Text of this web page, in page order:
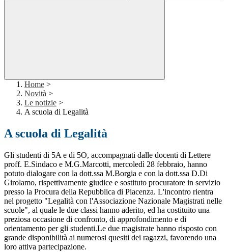
Home >
Novità >
Le notizie >
A scuola di Legalità
A scuola di Legalità
Gli studenti di 5A e di 5O, accompagnati dalle docenti di Lettere
proff. E.Sindaco e M.G.Marcotti, mercoledì 28 febbraio, hanno
potuto dialogare con la dott.ssa M.Borgia e con la dott.ssa D.Di
Girolamo, rispettivamente giudice e sostituto procuratore in servizio
presso la Procura della Repubblica di Piacenza. L'incontro rientra
nel progetto "Legalità con l'Associazione Nazionale Magistrati nelle
scuole", al quale le due classi hanno aderito, ed ha costituito una
preziosa occasione di confronto, di approfondimento e di
orientamento per gli studenti.Le due magistrate hanno risposto con
grande disponibilità ai numerosi quesiti dei ragazzi, favorendo una
loro attiva partecipazione.